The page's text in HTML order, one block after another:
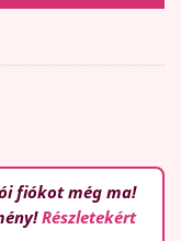
fiókot még ma!
Részletekért